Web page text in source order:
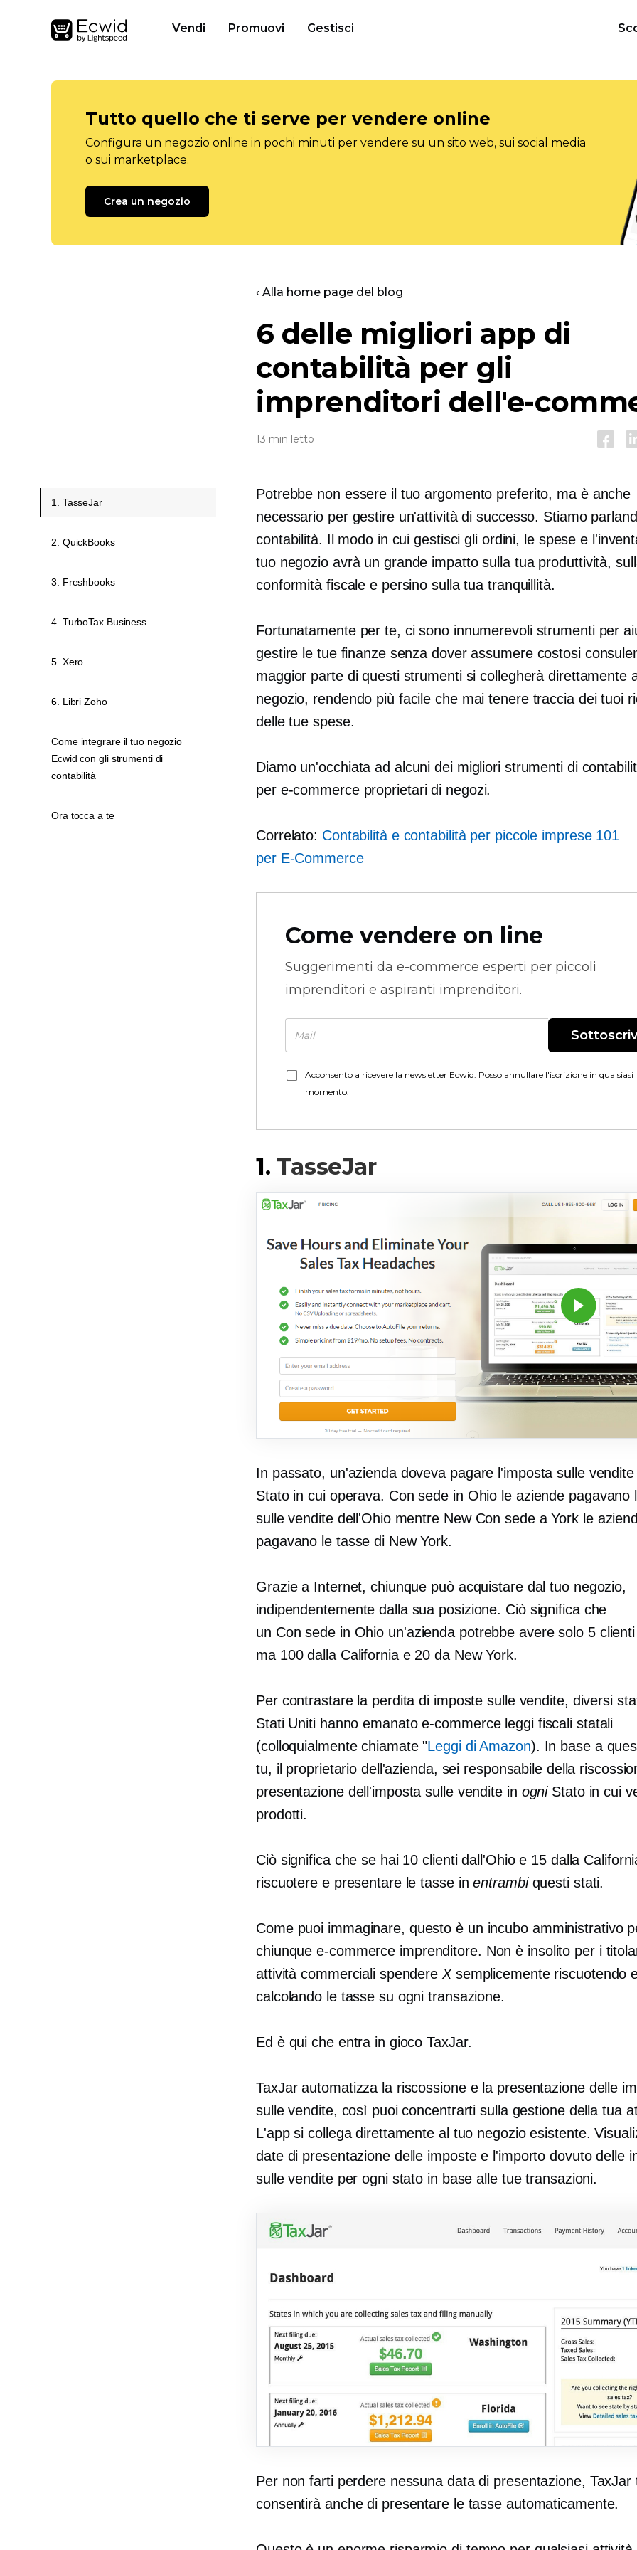
Vendi Promuovi Gestisci
Tutto quello che ti serve per vendere online
Configura un negozio online in pochi minuti per vendere su un sito web, sui social media
o sui marketplace.
Crea un negozio
‹ Alla home page del blog
6 delle migliori app di
contabilità per gli
imprenditori dell'e-
13 min letto
Potrebbe non essere il tuo argomento preferito, ma è anche
necessario per gestire un'attività di successo. Stiamo
contabilità. Il modo in cui gestisci gli ordini, le spese e
tuo negozio avrà un grande impatto sulla tua produttività,
conformità fiscale e persino sulla tua tranquillità.
Fortunatamente per te, ci sono innumerevoli strumenti per
gestire le tue finanze senza dover assumere costosi
maggior parte di questi strumenti si collegherà direttamente
negozio, rendendo più facile che mai tenere traccia dei tuoi
delle tue spese.
Diamo un'occhiata ad alcuni dei migliori strumenti di
per e-commerceproprietari di negozi.
Correlato: Contabilità e contabilità per piccole imprese 101
per E-Commerce
Come vendere on line
Suggerimenti da e-commerce esperti per piccoli
imprenditori e aspiranti imprenditori.
Acconsento a ricevere la newsletter Ecwid. Posso annullare l'iscrizione in qualsiasi
momento.
1. TasseJar
In passato, un'azienda doveva pagare l'imposta sulle
Stato in cui operava. Con sede in Ohio le aziende pagavano
sulle vendite dell'Ohio mentre New Con sede a York le
pagavano le tasse di New York.
Grazie a Internet, chiunque può acquistare dal tuo negozio,
indipendentemente dalla sua posizione. Ciò significa che
un Con sede in Ohio un'azienda potrebbe avere solo 5
ma 100 dalla California e 20 da New York.
Per contrastare la perdita di imposte sulle vendite, diversi
Stati Uniti hanno emanatoe-commerceleggi fiscali statali
(colloquialmente chiamate "Leggi di Amazon). In base a
tu, il proprietario dell'azienda, sei responsabile della
presentazione dell'imposta sulle vendite in ogniStato in cui
prodotti.
Ciò significa che se hai 10 clienti dall'Ohio e 15 dalla
riscuotere e presentare le tasse inentrambi questi stati.
Come puoi immaginare, questo è un incubo amministrativo
chiunquee-commerce imprenditore. Non è insolito per i
attività commerciali spendere X semplicemente riscuotendo
calcolando le tasse su ogni transazione.
Ed è qui che entra in gioco TaxJar.
TaxJar automatizza la riscossione e la presentazione delle
sulle vendite, così puoi concentrarti sulla gestione della tua
L'app si collega direttamente al tuo negozio esistente.
date di presentazione delle imposte e l'importo dovuto delle
sulle vendite per ogni stato in base alle tue transazioni.
Per non farti perdere nessuna data di presentazione, TaxJar
consentirà anche di presentare le tasse automaticamente.
1. TasseJar
2. QuickBooks
3. Freshbooks
4. TurboTax Business
5. Xero
6. Libri Zoho
Come integrare il tuo negozio
Ecwid con gli strumenti di
contabilità
Ora tocca a te